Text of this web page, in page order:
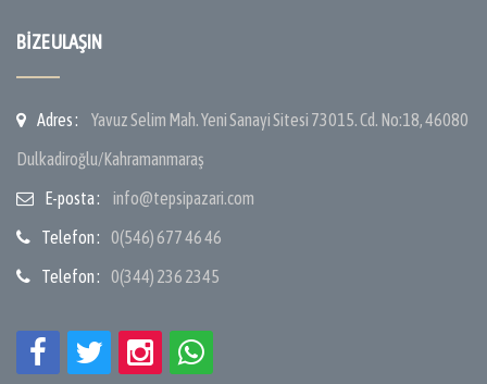
BIZE ULAŞIN
Adres :
Yavuz Selim Mah. Yeni Sanayi Sitesi 73015. Cd. No:18, 46080
Dulkadiroğlu/Kahramanmaraş
E-posta :
info@tepsipazari.com
Telefon :
0(546) 677 46 46
Telefon :
0(344) 236 2345